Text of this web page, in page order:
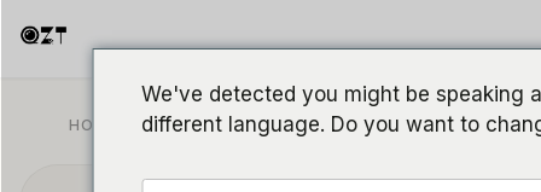
HOME BLOG / SOURCING B2B & WHOLESALE
We've detected you might be speaking
different language. Do you want to